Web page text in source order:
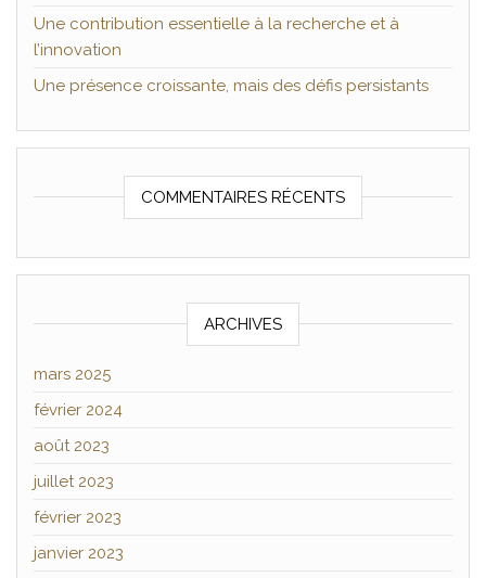
Une contribution essentielle à la recherche et à
l’innovation
Une présence croissante, mais des défis persistants
COMMENTAIRES RÉCENTS
ARCHIVES
mars 2025
février 2024
août 2023
juillet 2023
février 2023
janvier 2023